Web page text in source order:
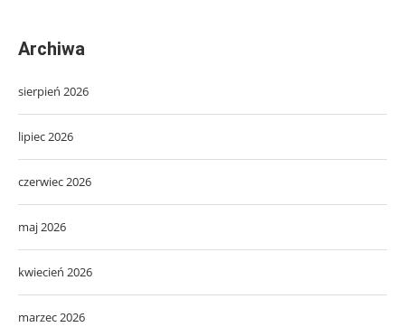
Archiwa
sierpień 2026
lipiec 2026
czerwiec 2026
maj 2026
kwiecień 2026
marzec 2026